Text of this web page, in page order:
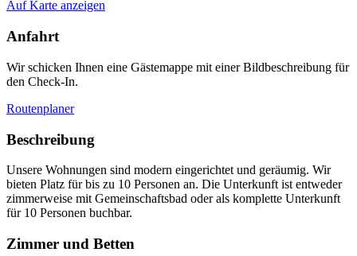
Auf Karte anzeigen
Anfahrt
Wir schicken Ihnen eine Gästemappe mit einer Bildbeschreibung für
den Check-In.
Routenplaner
Beschreibung
Unsere Wohnungen sind modern eingerichtet und geräumig. Wir
bieten Platz für bis zu 10 Personen an. Die Unterkunft ist entweder
zimmerweise mit Gemeinschaftsbad oder als komplette Unterkunft
für 10 Personen buchbar.
Zimmer und Betten